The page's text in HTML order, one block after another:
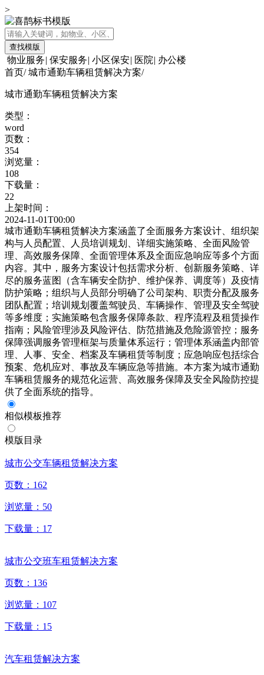
>
查找模版
物业服务| 保安服务| 小区保安| 医院| 办公楼
首页/ 城市通勤车辆租赁解决方案/
城市通勤车辆租赁解决方案
类型：
word
页数：
354
浏览量：
108
下载量：
22
上架时间：
2024-11-01T00:00
城市通勤车辆租赁解决方案涵盖了全面服务方案设计、组织架
构与人员配置、人员培训规划、详细实施策略、全面风险管
理、高效服务保障、全面管理体系及全面应急响应等多个方面
内容。其中，服务方案设计包括需求分析、创新服务策略、详
尽的服务蓝图（含车辆安全防护、维护保养、调度等）及疫情
防护策略；组织与人员部分明确了公司架构、职责分配及服务
团队配置；培训规划覆盖驾驶员、车辆操作、管理及安全驾驶
等多维度；实施策略包含服务保障条款、程序流程及租赁操作
指南；风险管理涉及风险评估、防范措施及危险源管控；服务
保障强调服务管理框架与质量体系运行；管理体系涵盖内部管
理、人事、安全、档案及车辆租赁等制度；应急响应包括综合
预案、危机应对、事故及车辆应急等措施。本方案为城市通勤
车辆租赁服务的规范化运营、高效服务保障及安全风险防控提
供了全面系统的指导。
相似模板推荐
模版目录
城市公交车辆租赁解决方案
页数： 162
浏览量： 50
下载量： 17
城市公交班车租赁解决方案
页数： 136
浏览量： 107
下载量： 15
汽车租赁解决方案